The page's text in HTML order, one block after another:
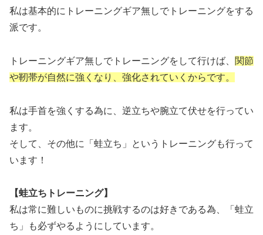
私は基本的にトレーニングギア無しでトレーニングをする
派です。
トレーニングギア無しでトレーニングをして行けば、 関節
や靭帯が自然に強くなり、強化されていくからです。
私は手首を強くする為に、逆立ちや腕立て伏せを行ってい
ます。
そして、その他に「蛙立ち」というトレーニングも行って
います！
【蛙立ちトレーニング】
私は常に難しいものに挑戦するのは好きである為、「蛙立
ち」も必ずやるようにしています。